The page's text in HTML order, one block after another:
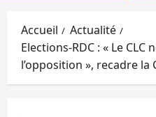
Accueil
Actualité
Elections-RDC : « Le
l’opposition », recadre la